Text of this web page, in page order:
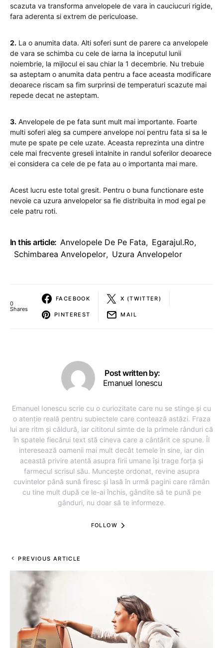
scazuta va transforma anvelopele de vara in cauciucuri rigide,
fara aderenta si extrem de periculoase.
2. La o anumita data. Alti soferi sunt de parere ca anvelopele
de vara se schimba cu cele de iarna la inceputul lunii
noiembrie, la mijlocul ei sau chiar la 1 decembrie. Nu trebuie
sa asteptam o anumita data pentru a face aceasta modificare
deoarece riscam sa fim surprinsi de temperaturi scazute mai
repede decat ne asteptam.
3. Anvelopele de pe fata sunt mult mai importante. Foarte
multi soferi aleg sa cumpere anvelope noi pentru fata si sa le
mute pe spate pe cele uzate. Aceasta reprezinta una dintre
cele mai frecvente greseli intalnite in randul soferilor deoarece
ei considera ca cele de pe fata au o importanta mai mare.
Acest lucru este total gresit. Pentru o buna functionare este
nevoie ca uzura anvelopelor sa fie distribuita in mod egal pe
cele patru roti.
In this article: Anvelopele De Pe Fata, Egarajul.ro,
Schimbarea Anvelopelor, Uzura Anvelopelor
0
Shares
FACEBOOK X (TWITTER)
PINTEREST MAIL
Post written by:
Emanuel Ionescu
Emanuel Ionescu scrie cu o curiozitate care nu se stinge și cu
o atenție reală pentru subiectele care contează astăzi. Fraza
lui are ritm și căldură, iar cititorul simte de la primele rânduri că
în spatele fiecărui text stă cineva care a cântărit ce spune. Îl
interesează oamenii mai mult decât temele în sine, iar din
această privire atentă asupra firii umane își trage forța și
farmecul scrisul său. Muncește ordonat, revine asupra
cuvintelor până sună firesc și lasă în urmă pagini care rămân
cu tine mult după ce le-ai închis, gândite să te pună pe
gânduri, nu doar să te informeze.
FOLLOW
PREVIOUS ARTICLE